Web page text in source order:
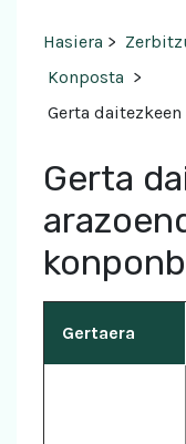
Hasiera >
Konposta >
Gerta
Gerta
Gertaera